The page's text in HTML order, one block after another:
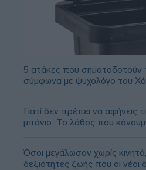
5 ατάκες που σηματοδοτούν
σύμφωνα με ψυχολόγο του
Γιατί δεν πρέπει να αφήνεις
μπάνιο; Το λάθος που
Όσοι μεγάλωσαν χωρίς
δεξιότητες ζωής που οι